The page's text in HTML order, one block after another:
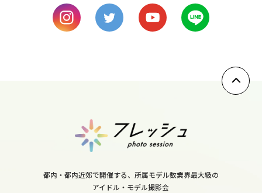
9
12
都内・都内近郊で開催する、所属モデル数業界最大級の
アイドル・モデル撮影会